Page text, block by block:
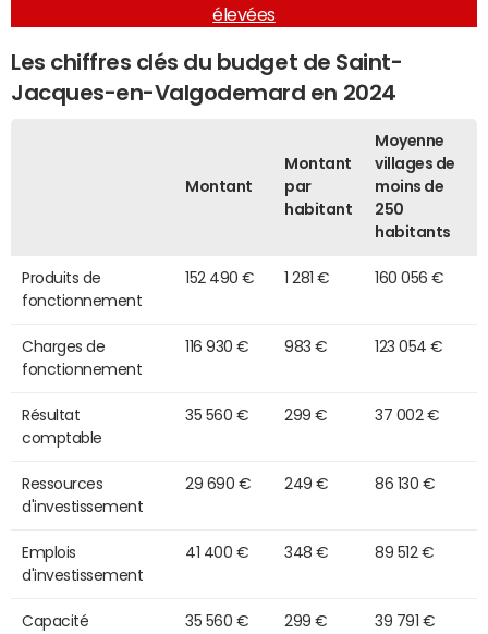
élevées
Les chiffres clés du budget de Saint-
Jacques-en-Valgodemard en 2024
Montant
Montant
par
habitant
Moyenne
villages de
moins de
250
habitants
Produits de
fonctionnement
152 490 € 1 281 € 160 056 €
Charges de
fonctionnement
116 930 € 983 € 123 054 €
Résultat
comptable
35 560 € 299 € 37 002 €
Ressources
d'investissement
29 690 € 249 € 86 130 €
Emplois
d'investissement
41 400 € 348 € 89 512 €
Capacité 35 560 € 299 € 39 791 €